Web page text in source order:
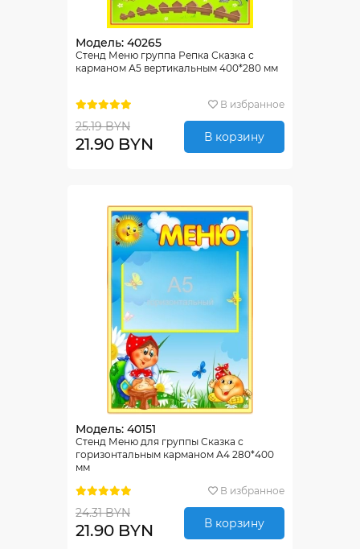
Модель: 40265
Стенд Меню группа Репка Сказка с
карманом А5 вертикальным 400*280 мм
В избранное
25.19 BYN
21.90 BYN В корзину
Модель: 40151
Стенд Меню для группы Сказка с
горизонтальным карманом А4 280*400
мм
В избранное
24.31 BYN
21.90 BYN В корзину